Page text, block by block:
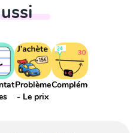
Problème
- Le prix
Compléments